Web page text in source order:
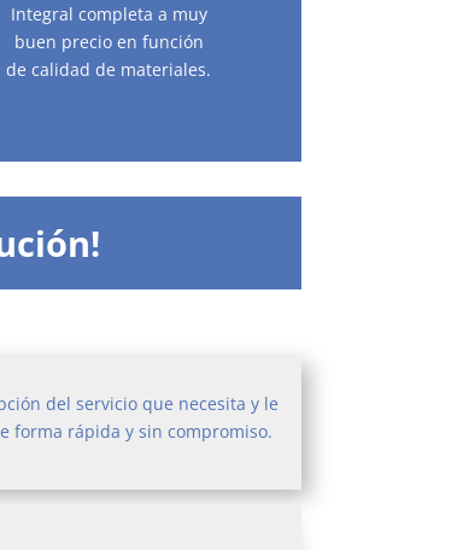
Integral completa a muy
buen precio en función
de calidad de materiales.
del servicio que necesita y le
forma rápida y sin compromiso.